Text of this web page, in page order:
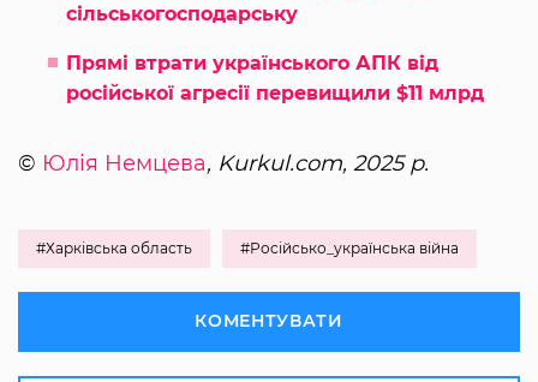
сільськогосподарську
Прямі втрати українського АПК від
російської агресії перевищили $11 млрд
© Юлія Немцева, Kurkul.com, 2025 р.
#Харківська область #Російсько_українська війна
КОМЕНТУВАТИ